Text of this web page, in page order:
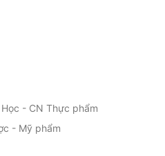
- CN Thực phẩm
- Mỹ phẩm